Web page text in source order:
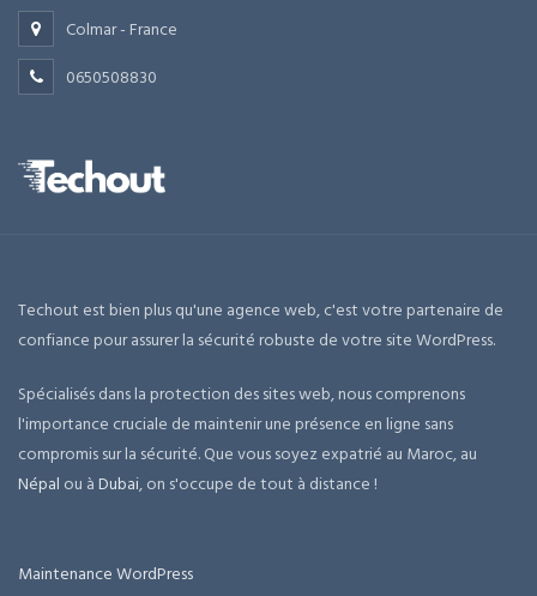
Colmar - France
0650508830
Techout est bien plus qu'une agence web, c'est votre partenaire de
confiance pour assurer la sécurité robuste de votre site WordPress.
Spécialisés dans la protection des sites web, nous comprenons
l'importance cruciale de maintenir une présence en ligne sans
compromis sur la sécurité. Que vous soyez expatrié au Maroc, au
Népal ou àDubai, on s'occupe de tout à distance !
Maintenance WordPress